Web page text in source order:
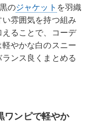
のジャケット を羽織
雰囲気を持つ組み
ることで、コーデ
やかな白のスニー
ンス良くまとめる
ワンピで軽やか